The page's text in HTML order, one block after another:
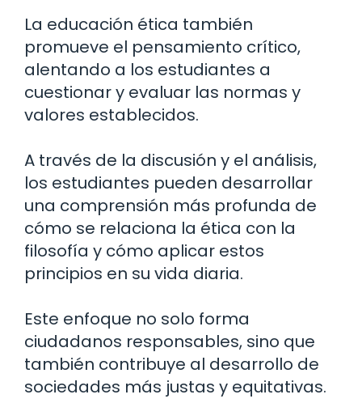
La educación ética también
promueve el pensamiento crítico,
alentando a los estudiantes a
cuestionar y evaluar las normas y
valores establecidos.
A través de la discusión y el análisis,
los estudiantes pueden desarrollar
una comprensión más profunda de
cómo se relaciona la ética con la
filosofía y cómo aplicar estos
principios en su vida diaria.
Este enfoque no solo forma
ciudadanos responsables, sino que
también contribuye al desarrollo de
sociedades más justas y equitativas.